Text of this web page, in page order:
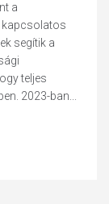
a
kapcsolatos
segítik a
teljes
2023-ban...